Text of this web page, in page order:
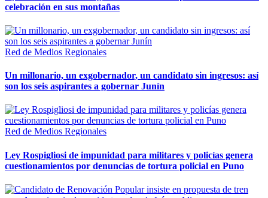
celebración en sus montañas
Red de Medios Regionales
Un millonario, un exgobernador, un candidato sin ingresos: así
son los seis aspirantes a gobernar Junín
Red de Medios Regionales
Ley Rospigliosi de impunidad para militares y policías genera
cuestionamientos por denuncias de tortura policial en Puno